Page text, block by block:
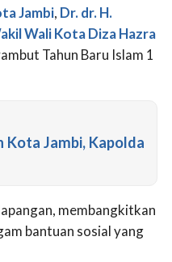
Jambi, Dr. dr. H.
Wali KotaDiza Hazra
Tahun Baru Islam 1
Kota Jambi, Kapolda
membangkitkan
bantuan sosial yang